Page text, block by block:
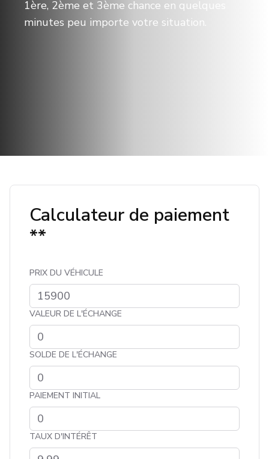
Français Location
1ère, 2ème et 3ème chance en quelques
minutes peu importe votre situation.
Calculateur de paiement
**
PRIX DU VÉHICULE
VALEUR DE L'ÉCHANGE
SOLDE DE L'ÉCHANGE
PAIEMENT INITIAL
TAUX D'INTÉRÊT